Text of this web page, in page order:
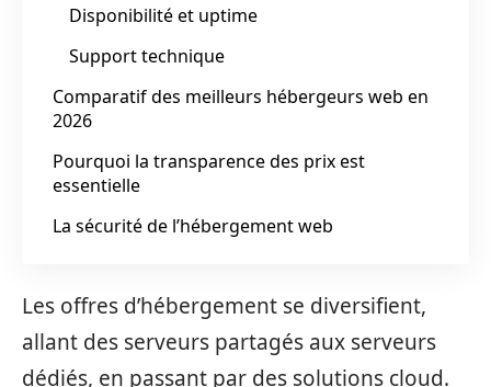
Disponibilité et uptime
Support technique
Comparatif des meilleurs hébergeurs web en
2026
Pourquoi la transparence des prix est
essentielle
La sécurité de l’hébergement web
Les offres d’hébergement se diversifient,
allant des serveurs partagés aux serveurs
dédiés, en passant par des solutions cloud.